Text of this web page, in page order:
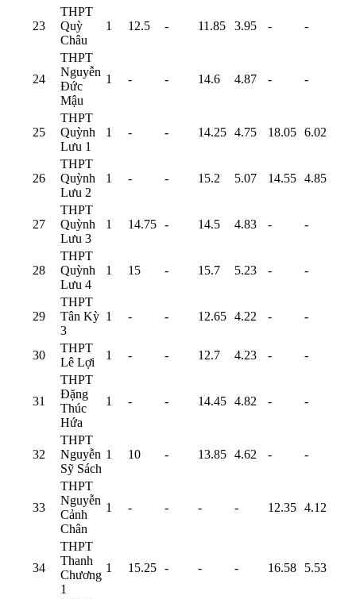
23
THPT
Quỳ
Châu
1 12.5 - 11.85 3.95 - -
24
THPT
Nguyễn
Đức
Mậu
1 - - 14.6 4.87 - -
25
THPT
Quỳnh
Lưu 1
1 - - 14.25 4.75 18.05 6.02
26
THPT
Quỳnh
Lưu 2
1 - - 15.2 5.07 14.55 4.85
27
THPT
Quỳnh
Lưu 3
1 14.75 - 14.5 4.83 - -
28
THPT
Quỳnh
Lưu 4
1 15 - 15.7 5.23 - -
29
THPT
Tân Kỳ
3
1 - - 12.65 4.22 - -
30
THPT
Lê Lợi
1 - - 12.7 4.23 - -
31
THPT
Đặng
Thúc
Hứa
1 - - 14.45 4.82 - -
32
THPT
Nguyễn
Sỹ Sách
1 10 - 13.85 4.62 - -
33
THPT
Nguyễn
Cảnh
Chân
1 - - - - 12.35 4.12
34
THPT
Thanh
Chương
1
1 15.25 - - - 16.58 5.53